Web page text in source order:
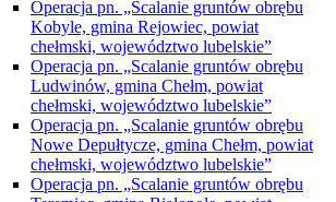
Powiatu
Powiatu
Organizacyjny
Zakładowe
Samorządowe
Starosty
Ochrony Danych